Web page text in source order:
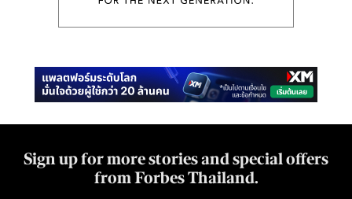
Sign up for more stories and special offers
from Forbes Thailand.